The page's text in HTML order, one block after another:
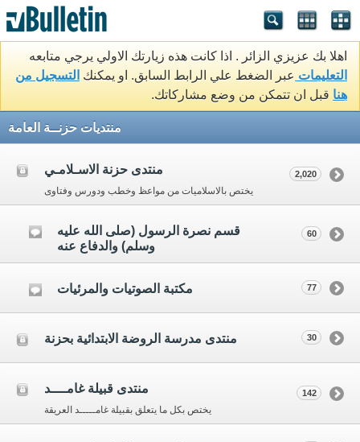
اهلا بك عزيزي الزائر . اذا كانت هذه زيارتك الاولي يرجي متابعه
التعليمات عبر الضغط علي الرابط السابق. او يمكنك التسجيل من
هنا قبل ان تتمكن من وضع مشاركاتك.
منتديات حزنــة العامة
منتدى حزنة الاسـلامـي
يختص بالاسلاميات من مواعظ وخطب ودورس وفتاوى
2,020
قسم نصرة الرسول (صلى الله عليه
وسلم) والدفاع عنه
60
مكتبة الصوتيات والمرئيات 77
منتدى مدرسة الروضة الابتدائية بحزنة 30
منتدى قبيلة غامــــد
يختص بكل ما يتعلق بقبيلة غامـــــد العريقة
142